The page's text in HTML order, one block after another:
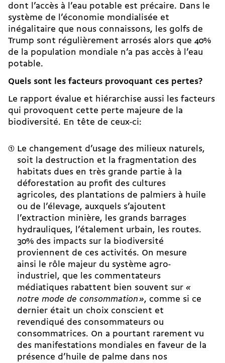
dont l’accès à l’eau potable est précaire. Dans le
système de l’économie mondialisée et
inégalitaire que nous connaissons, les golfs de
Trump sont régulièrement arrosés alors que 40%
de la population mondiale n’a pas accès à l’eau
potable.
Quels sont les facteurs provoquant ces pertes?
Le rapport évalue et hiérarchise aussi les facteurs
qui provoquent cette perte majeure de la
biodiversité. En tête de ceux-ci:
Le changement d’usage des milieux naturels,
soit la destruction et la fragmentation des
habitats dues en très grande partie à la
déforestation au profit des cultures
agricoles, des plantations de palmiers à huile
ou de l’élevage, auxquels s’ajoutent
l’extraction minière, les grands barrages
hydrauliques, l’étalement urbain, les routes.
30% des impacts sur la biodiversité
proviennent de ces activités. On mesure
ainsi le rôle majeur du système agro-
industriel, que les commentateurs
médiatiques rabattent bien souvent sur «
notre mode de consommation », comme si ce
dernier était un choix conscient et
revendiqué des consommateurs ou
consommatrices. On a pourtant rarement vu
des manifestations mondiales en faveur de la
présence d’huile de palme dans nos